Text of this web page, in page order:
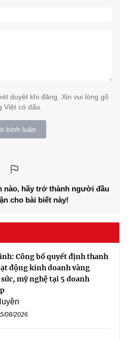
duyệt khi đăng. Xin vui lòng gõ
Việt có dấu.
bình luận
nào, hãy trở thành người đầu
cho bài biết này!
Công bố quyết định thanh
động kinh doanh vàng
mỹ nghệ tại 5 doanh
08/2026